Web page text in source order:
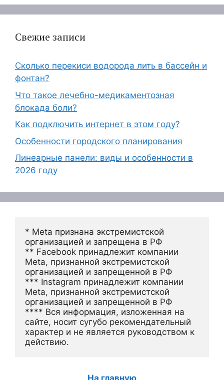
Свежие записи
Сколько перекиси водорода лить в бассейн и
фонтан?
Что такое лечебно-медикаментозная
блокада боли?
Как подключить интернет в этом году?
Особенности городского планирования
Линеарные панели: виды и особенности в
2026 году
* Meta признана экстремистской
организацией и запрещена в РФ
** Facebook принадлежит компании
Meta, признанной экстремистской
организацией и запрещенной в РФ
*** Instagram принадлежит компании
Meta, признанной экстремистской
организацией и запрещенной в РФ
**** Вся информация, изложенная на
сайте, носит сугубо рекомендательный
характер и не является руководством к
действию.
На главную